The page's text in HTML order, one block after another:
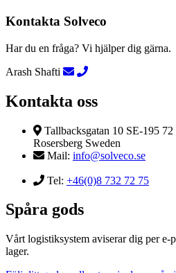
Kontakta Solveco
Har du en fråga? Vi hjälper dig gärna.
Arash Shafti
Kontakta oss
Tallbacksgatan 10 SE-195 72
Rosersberg Sweden
Mail: info@solveco.se
Tel: +46(0)8 732 72 75
Spåra gods
Vårt logistiksystem aviserar dig per e-
lager.